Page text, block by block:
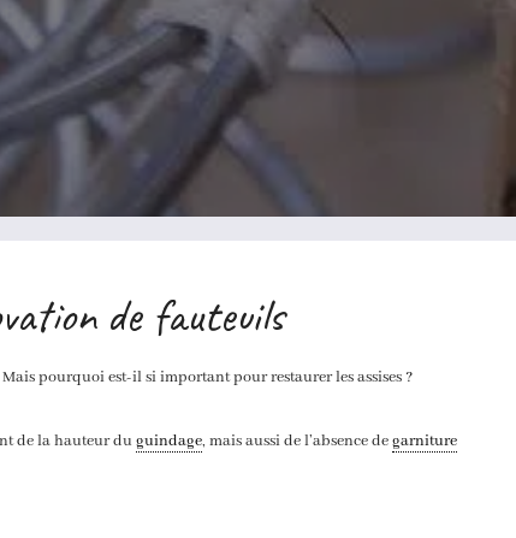
de fauteuils
pourquoi est-il si important pour restaurer les assises ?
de la hauteur duguindage, mais aussi de l’absence degarniture